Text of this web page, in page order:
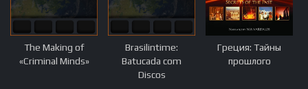
The Making of
«Criminal Minds»
Brasilintime:
Batucada com
Discos
Греция: Тайны
прошлого